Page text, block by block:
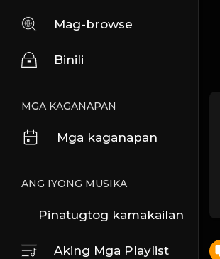
Mag-browse
Binili
MGA KAGANAPAN
Mga kaganapan
ANG IYONG MUSIKA
Pinatugtog kamakailan
Aking Mga Playlist